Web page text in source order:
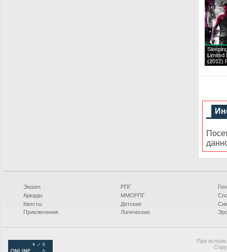
Limited
(2012)
Экшен
Аркады
Квесты
Приключения
РПГ
ММОРПГ
Детские
Логические
При